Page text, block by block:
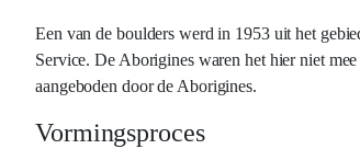
Een van de boulders werd in 1953 uit het
Service. De Aborigines waren het hier niet
aangeboden door de Aborigines.
Vormingsproces